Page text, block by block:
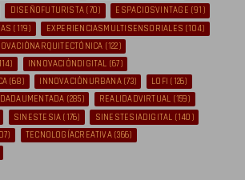
DISEÑOFUTURISTA (70) ESPACIOSVINTAGE (91)
(119) EXPERIENCIASMULTISENSORIALES (104)
(122)
INNOVACIÓNDIGITAL (67)
(68) INNOVACIÓNURBANA(73) LOFI (126)
(285) REALIDADVIRTUAL (159)
SINESTESIA (176) SINESTESIADIGITAL (140)
TECNOLOGÍACREATIVA(366)